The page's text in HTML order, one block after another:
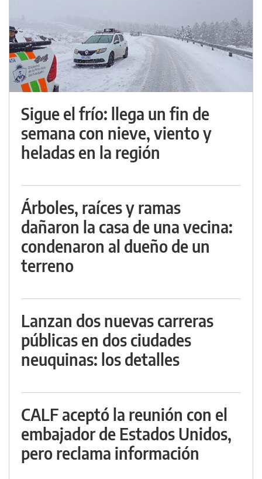
Sigue el frío: llega un fin de
semana con nieve, viento y
heladas en la región
Árboles, raíces y ramas
dañaron la casa de una vecina:
condenaron al dueño de un
terreno
Lanzan dos nuevas carreras
públicas en dos ciudades
neuquinas: los detalles
CALF aceptó la reunión con el
embajador de Estados Unidos,
pero reclama información